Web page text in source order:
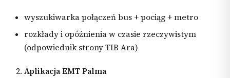
wyszukiwarka połączeń bus + pociąg + metro
rozkłady i opóźnienia w czasie rzeczywistym
(odpowiednik strony TIB Ara)
Aplikacja EMT Palma